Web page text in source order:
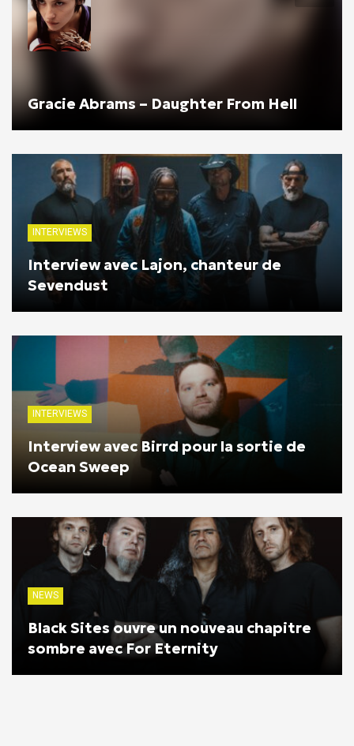
Gracie Abrams – Daughter From Hell
INTERVIEWS
Interview avec Lajon, chanteur de
Sevendust
INTERVIEWS
Interview avec Birrd pour la sortie de
Ocean Sweep
NEWS
Black Sites ouvre un nouveau chapitre
sombre avec For Eternity